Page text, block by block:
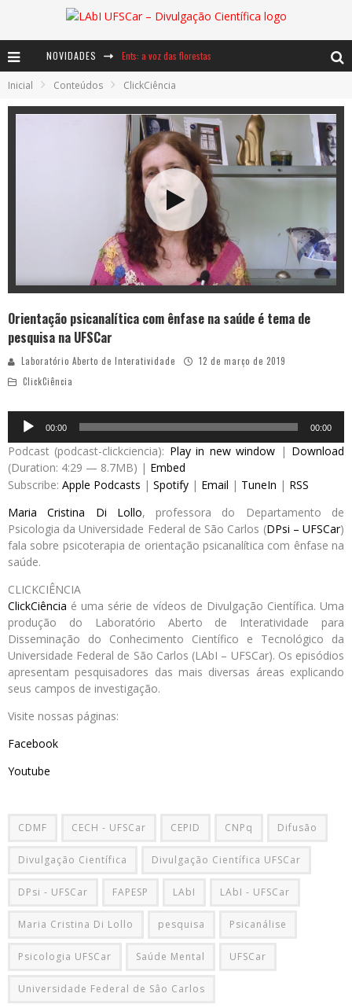
NOVIDADES Ents: a voz das florestas
Notáveis: Bertha Lutz
Baú de Histórias - A jamais imaginada aventura com os moinhos de vento
Inicial Conteúdos ClickCiência
Orientação psicanalítica com ênfase na saúde é tema de
pesquisa na UFSCar
Laboratório Aberto de Interatividade
12 de março de 2019
ClickCiência
Audio
Player
00:00 00:00
Podcast (podcast-clickciencia): Play in new window | Download
(Duration: 4:29 — 8.7MB) | Embed
Subscribe: Apple Podcasts | Spotify | Email | TuneIn | RSS
Maria Cristina Di Lollo, professora do Departamento de
Psicologia da Universidade Federal de São Carlos (DPsi – UFSCar)
fala sobre psicoterapia de orientação psicanalítica com ênfase na
saúde.
CLICKCIÊNCIA
ClickCiência é uma série de vídeos de Divulgação Científica. Uma
produção do Laboratório Aberto de Interatividade para
Disseminação do Conhecimento Científico e Tecnológico da
Universidade Federal de São Carlos (LAbI – UFSCar). Os episódios
apresentam pesquisadores das mais diversas áreas explicando
seus campos de investigação.
Visite nossas páginas:
Facebook
Youtube
CDMF CECH - UFSCar CEPID CNPq Difusão
Divulgação Científica Divulgação Científica UFSCar
DPsi - UFSCar FAPESP LAbI LAbI - UFSCar
Maria Cristina Di Lollo pesquisa Psicanálise
Psicologia UFSCar Saúde Mental UFSCar
Universidade Federal de Sâo Carlos